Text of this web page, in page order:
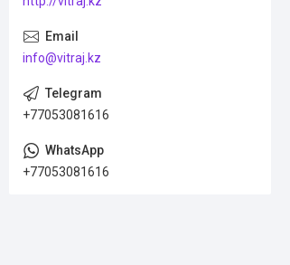
info@vitraj.kz
+77053081616
+77053081616